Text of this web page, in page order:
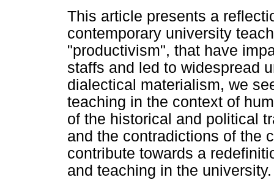
This article presents a
contemporary university
"productivism", that have
staffs and led to widespread
dialectical materialism, we
teaching in the context of
of the historical and political
and the contradictions of the
contribute towards a
and teaching in the university.